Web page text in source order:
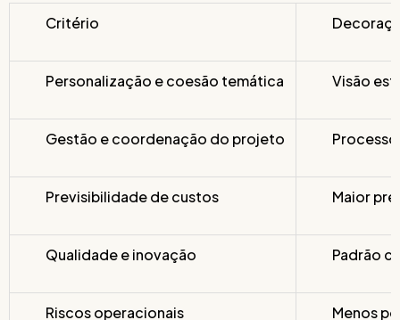
Critério
Personalização e coesão temática Visão
Gestão e coordenação do projeto
Previsibilidade de custos Maior
Qualidade e inovação Padrão
Riscos operacionais Menos